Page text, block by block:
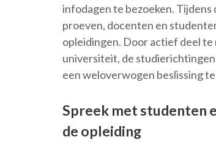
infodagen te bezoeken. Tijdens
proeven, docenten en
opleidingen. Door actief deel te
universiteit, de
een weloverwogen beslissing
Spreek met studenten
de opleiding